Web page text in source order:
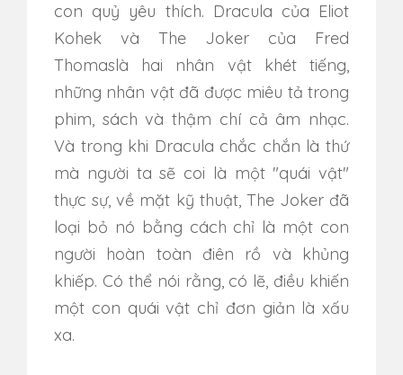
con quỷ yêu thích. Dracula của Eliot
Kohek và The Joker của Fred
Thomaslà hai nhân vật khét tiếng,
những nhân vật đã được miêu tả trong
phim, sách và thậm chí cả âm nhạc.
Và trong khi Dracula chắc chắn là thứ
mà người ta sẽ coi là một "quái vật"
thực sự, về mặt kỹ thuật, The Joker đã
loại bỏ nó bằng cách chỉ là một con
người hoàn toàn điên rồ và khủng
khiếp. Có thể nói rằng, có lẽ, điều khiến
một con quái vật chỉ đơn giản là xấu
xa.